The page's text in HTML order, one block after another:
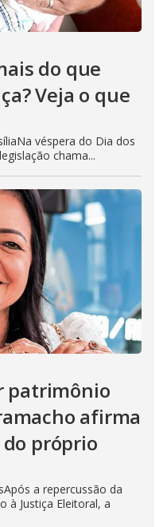
do que
Veja o que
véspera do Dia dos
chama...
patrimônio
afirma
próprio
a repercussão da
à Justiça Eleitoral, a